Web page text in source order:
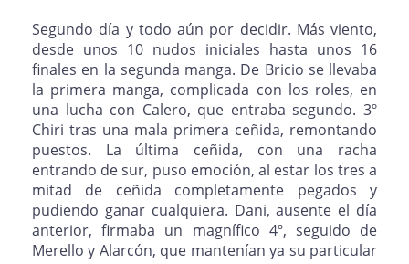
Segundo día y todo aún por decidir. Más viento,
desde unos 10 nudos iniciales hasta unos 16
finales en la segunda manga. De Bricio se llevaba
la primera manga, complicada con los roles, en
una lucha con Calero, que entraba segundo. 3º
Chiri tras una mala primera ceñida, remontando
puestos. La última ceñida, con una racha
entrando de sur, puso emoción, al estar los tres a
mitad de ceñida completamente pegados y
pudiendo ganar cualquiera. Dani, ausente el día
anterior, firmaba un magnífico 4º, seguido de
Merello y Alarcón, que mantenían ya su particular